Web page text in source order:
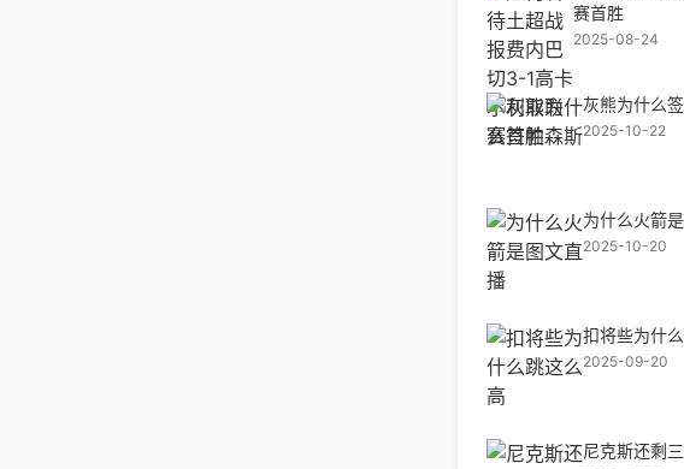
赛首胜
2025-08-24
灰熊为什么
2025-10-22
为什么火箭
2025-10-20
扣将些为什
2025-09-20
尼克斯还剩